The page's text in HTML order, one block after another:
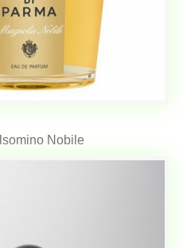
Nobile